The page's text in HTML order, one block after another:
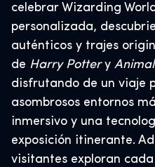
celebrar Wizarding
personalizada,
auténticos y trajes
de Harry Pottery
disfrutando de un viaje
asombrosos entornos
inmersivo y una
exposición itinerante.
visitantes exploran